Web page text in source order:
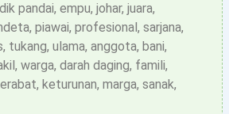
pandai, empu, johar, juara,
piawai, profesional, sarjana,
tukang, ulama, anggota, bani,
warga, darah daging, famili,
keturunan, marga, sanak,